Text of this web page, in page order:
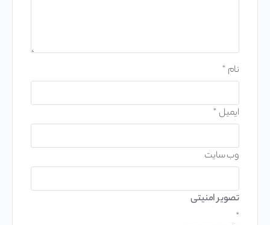
نام *
ایمیل *
وب‌ سایت
تصویر امنیتی
*